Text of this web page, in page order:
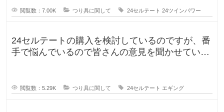
閲覧数：7.00K つり具に関して 24セルテート 24ツインパワー
24セルテートの購入を検討しているのですが、番
手で悩んでいるので皆さんの意見を聞かせていた
閲覧数：5.29K つり具に関して 24セルテート エギング